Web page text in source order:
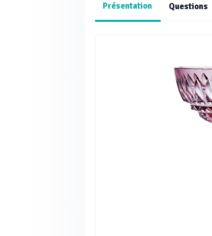
Présentation Questions